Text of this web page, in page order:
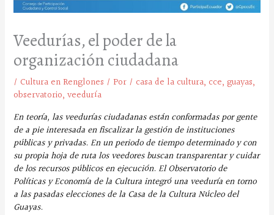
Veedurías, el poder de la
organización ciudadana
/ Cultura en Renglones / Por / casa de la cultura, cce, guayas,
observatorio,veeduría
En teoría, las veedurías ciudadanas están conformadas por gente
de a pie interesada en fiscalizar la gestión de instituciones
públicas y privadas. En un periodo de tiempo determinado y con
su propia hoja de ruta los veedores buscan transparentar y cuidar
de los recursos públicos en ejecución. El Observatorio de
Políticas y Economía de la Cultura integró una veeduría en torno
a las pasadas elecciones de la Casa de la Cultura Núcleo del
Guayas.